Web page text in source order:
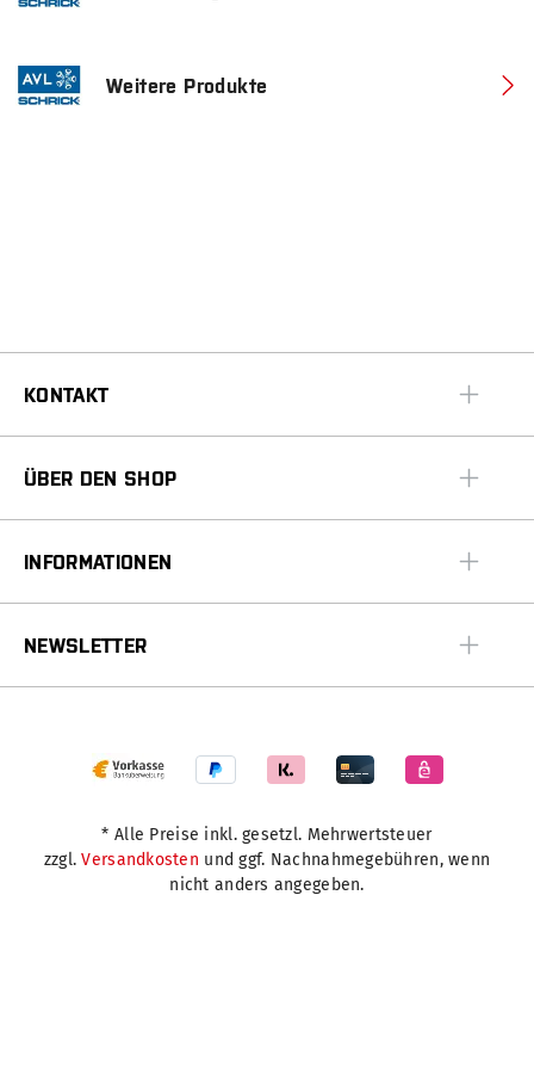
Weitere Produkte
KONTAKT
ÜBER DEN SHOP
INFORMATIONEN
NEWSLETTER
* Alle Preise inkl. gesetzl. Mehrwertsteuer
zzgl.Versandkosten und ggf. Nachnahmegebühren, wenn
nicht anders angegeben.